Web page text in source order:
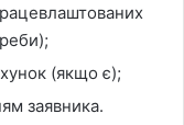
(якщо є);
заявника.